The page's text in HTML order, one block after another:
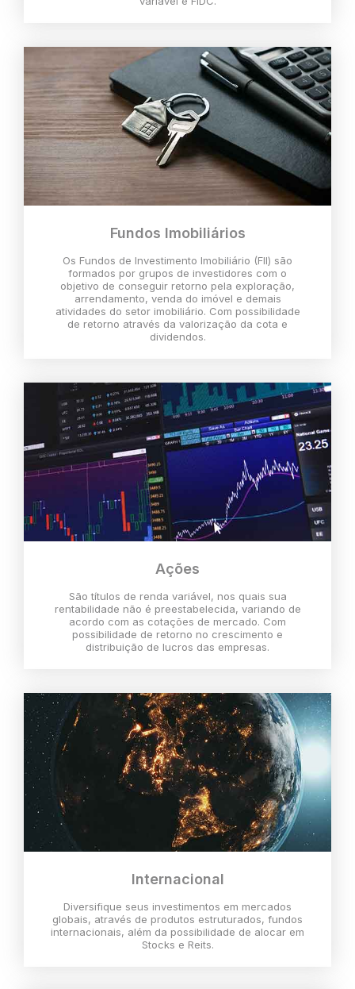
Fundos Imobiliários
Os Fundos de Investimento Imobiliário (FII) são
formados por grupos de investidores com o
objetivo de conseguir retorno pela exploração,
arrendamento, venda do imóvel e demais
atividades do setor imobiliário. Com possibilidade
de retorno através da valorização da cota e
dividendos.
Ações
São títulos de renda variável, nos quais sua
rentabilidade não é preestabelecida, variando de
acordo com as cotações de mercado. Com
possibilidade de retorno no crescimento e
distribuição de lucros das empresas.
Internacional
Diversifique seus investimentos em mercados
globais, através de produtos estruturados, fundos
internacionais, além da possibilidade de alocar em
Stocks e Reits.